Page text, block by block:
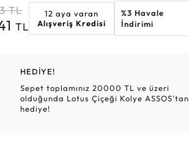
Elmas Bilezikler
Altın Tesbihler
Altın Hasır Setler
Violet
TL
TL
12 aya varan
Alışveriş Kredisi
%3 Havale
İndirimi
HEDİYE!
Sepet toplamınız 20000 TL ve üzeri
olduğunda Lotus Çiçeği Kolye ASSOS'tan
hediye!